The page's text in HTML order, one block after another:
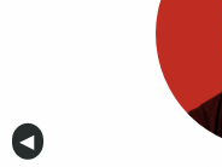
Anterior
◀︎